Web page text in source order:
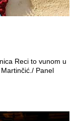
Reci to vunom u
Panel